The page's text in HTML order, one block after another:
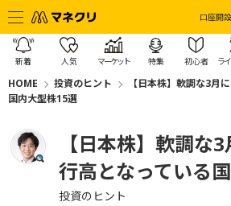
口座開設
新着 人気 マーケット 特集 初心者 ラ
HOME 投資のヒント
【日本株】軟調な3月
国内大型株15選
【日本株】軟調な
行高となっている
投資のヒント